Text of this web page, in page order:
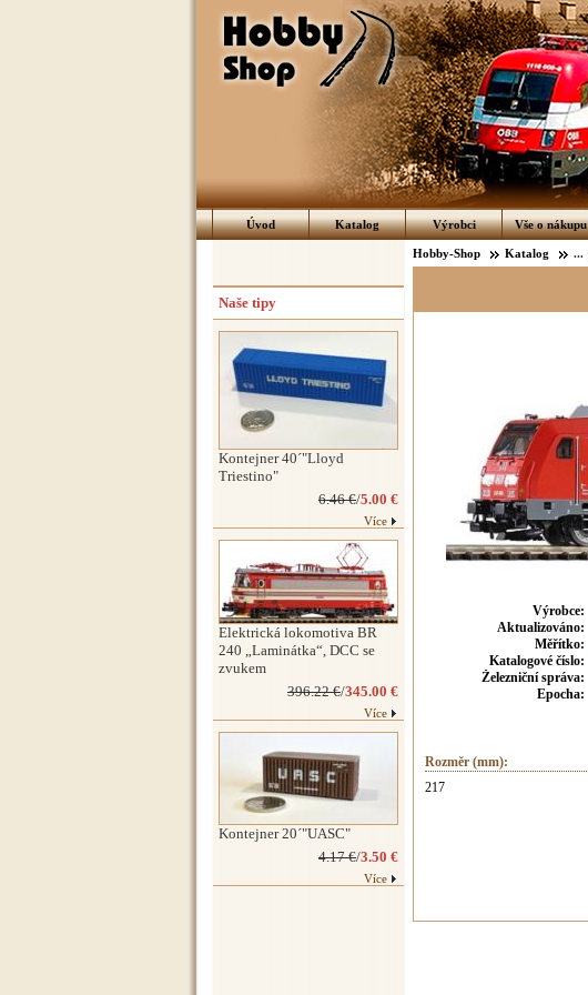
Úvod Katalog Výrobci Vše o nákupu
Hobby-Shop Katalog ...
Výrobce:
Aktualizováno:
Měřítko:
Katalogové číslo:
Železniční správa:
Epocha:
Rozměr (mm):
217
Naše tipy
Kontejner 40´"Lloyd
Triestino"
6.46 €/5.00 €
Více
Elektrická lokomotiva BR
240 „Laminátka“, DCC se
zvukem
396.22 €/345.00 €
Více
Kontejner 20´"UASC"
4.17 €/3.50 €
Více